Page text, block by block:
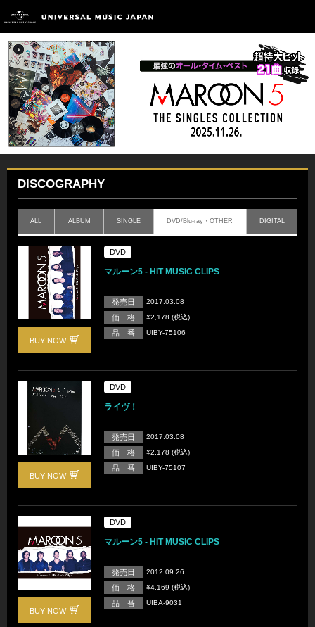
DISCOGRAPHY
ALL ALBUM SINGLE DVD/Blu-ray・OTHER DIGITAL
BUY NOW
DVD
マルーン5 - HIT MUSIC CLIPS
発売日 2017.03.08
価 格 ¥2,178 (税込)
品 番 UIBY-75106
BUY NOW
DVD
ライヴ！
発売日 2017.03.08
価 格 ¥2,178 (税込)
品 番 UIBY-75107
BUY NOW
DVD
マルーン5 - HIT MUSIC CLIPS
発売日 2012.09.26
価 格 ¥4,169 (税込)
品 番 UIBA-9031